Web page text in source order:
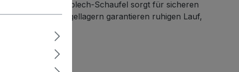
schlagfester Stahlblech-Schaufel sorgt für sicheren
Rillenkugellagern garantieren ruhigen Lauf,